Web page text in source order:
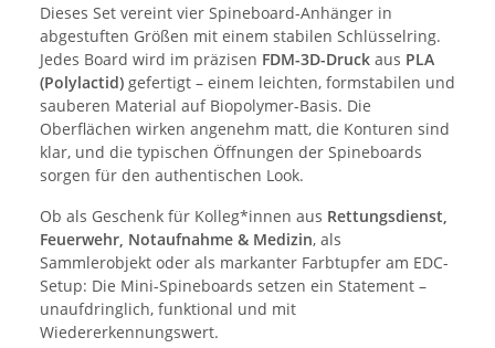
Dieses Set vereint vier Spineboard-Anhänger in
abgestuften Größen mit einem stabilen Schlüsselring.
Jedes Board wird im präzisen FDM-3D-Druck aus PLA
(Polylactid) gefertigt – einem leichten, formstabilen und
sauberen Material auf Biopolymer-Basis. Die
Oberflächen wirken angenehm matt, die Konturen sind
klar, und die typischen Öffnungen der Spineboards
sorgen für den authentischen Look.
Ob als Geschenk für Kolleg*innen aus Rettungsdienst,
Feuerwehr, Notaufnahme & Medizin, als
Sammlerobjekt oder als markanter Farbtupfer am EDC-
Setup: Die Mini-Spineboards setzen ein Statement –
unaufdringlich, funktional und mit
Wiedererkennungswert.